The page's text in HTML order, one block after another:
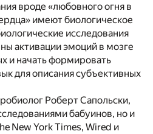
вроде «любовного огня в
имеют биологическое
исследования
активации эмоций в мозге
и начать формировать
для описания субъективных
Роберт Сапольски,
бабуинов, но и
New York Times, Wired и